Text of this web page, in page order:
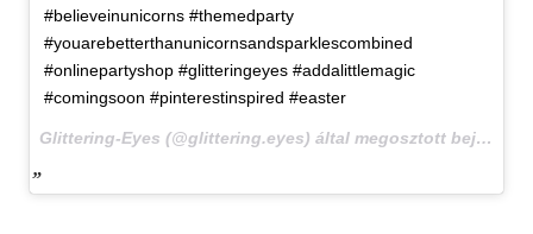
#believeinunicorns #themedparty
#youarebetterthanunicornsandsparklescombined
#onlinepartyshop #glitteringeyes #addalittlemagic
#comingsoon #pinterestinspired #easter
Glittering-Eyes (@glittering.eyes) által megosztott bejegyzés,